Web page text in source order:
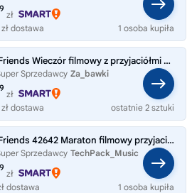
zł
dostawa
1 osoba kupiła
LEGO Friends Wieczór filmowy z przyjaciółmi 42642
Sprzedawcy Za_bawki
zł
dostawa
ostatnie 2 sztuki
LEGO Friends 42642 Maraton filmowy przyjaciółek zestaw 154 elementy 6+
Sprzedawcy TechPack_Music
zł
dostawa
1 osoba kupiła